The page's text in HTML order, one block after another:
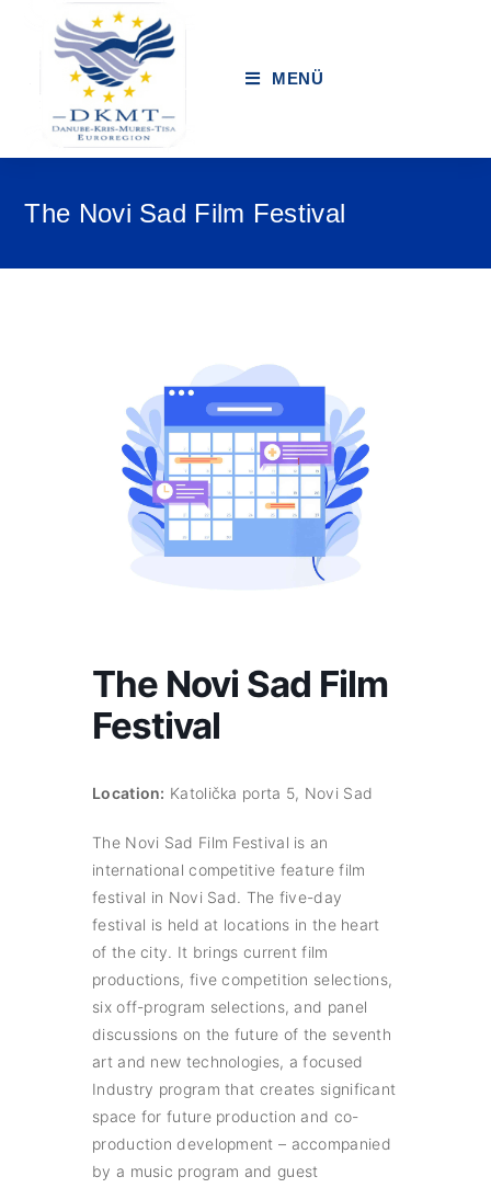
MENÜ
The Novi Sad Film Festival
The Novi Sad Film
Festival
Location: Katolička porta 5, Novi Sad
The Novi Sad Film Festival is an
international competitive feature film
festival in Novi Sad. The five-day
festival is held at locations in the heart
of the city. It brings current film
productions, five competition selections,
six off-program selections, and panel
discussions on the future of the seventh
art and new technologies, a focused
Industry program that creates significant
space for future production and co-
production development – accompanied
by a music program and guest